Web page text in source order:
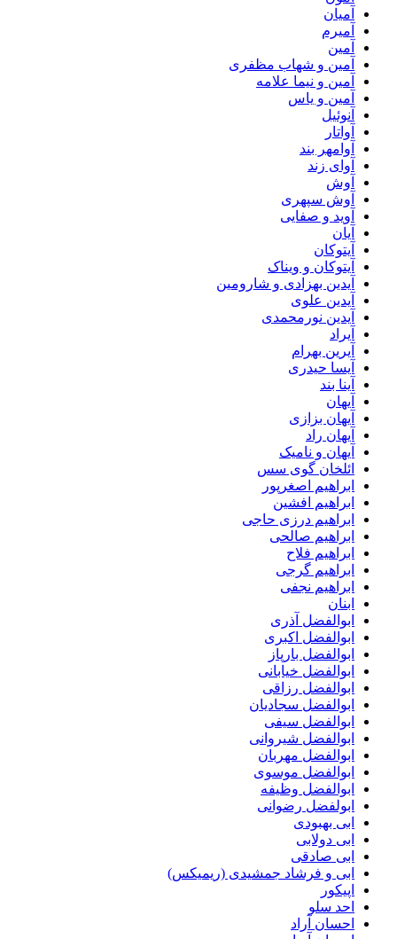
آمیان
آمیرم
آمین
آمین و شهاب مظفری
آمین و نیما علامه
آمین و یاس
آنوئیل
آواتار
آوامهر بند
آوای زند
آوش
آوش سپهری
آوید و صفایی
آیان
آیتوکان
آیتوکان و ویناک
آیدین بهزادی و شارومین
آیدین علوی
آیدین نورمحمدی
آیراد
آیرین بهرام
آیسا حیدری
آینا بند
آیهان
آیهان بزازی
آیهان راد
آیهان و نامیک
ائلخان گوی سس
ابراهیم اصغرپور
ابراهیم افشین
ابراهیم درزی حاجی
ابراهیم صالحی
ابراهیم فلاح
ابراهیم گرجی
ابراهیم نجفی
ابنان
ابوالفضل آذری
ابوالفضل اکبری
ابوالفضل بارپاز
ابوالفضل خیابانی
ابوالفضل رزاقی
ابوالفضل سجادیان
ابوالفضل سیفی
ابوالفضل شیروانی
ابوالفضل مهربان
ابوالفضل موسوی
ابوالفضل وظیفه
ابولفضل رضوانی
ابی بهبودی
ابی دولابی
ابی صادقی
ابی و فرشاد جمشیدی (ریمیکس)
اپیکور
احد سلو
احسان آراد